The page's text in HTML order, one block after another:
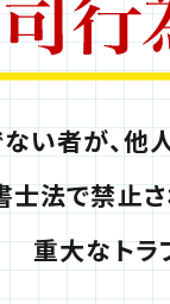
い者が、他
法で禁止
重大なトラ